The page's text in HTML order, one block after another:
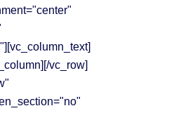
vc_row]